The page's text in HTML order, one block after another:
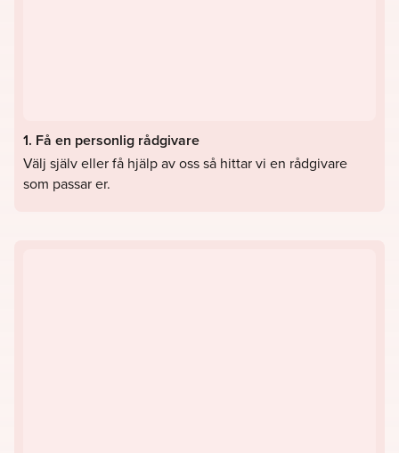
1. Få en personlig rådgivare
Välj själv eller få hjälp av oss så hittar vi en rådgivare
som passar er.